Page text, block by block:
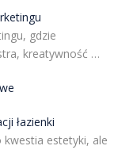
gdzie
kreatywność …
łazienki
kwestia estetyki, ale